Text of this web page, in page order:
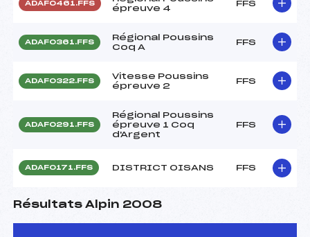
ADAF0461.FFS
épreuve 4
FFS
ADAF0361.FFS
Régional Poussins
Coq A
FFS
ADAF0322.FFS
Vitesse Poussins
épreuve 2
FFS
ADAF0291.FFS
Régional Poussins
épreuve 1 Coq
d'Argent
FFS
ADAF0171.FFS DISTRICT OISANS FFS
Résultats Alpin 2008